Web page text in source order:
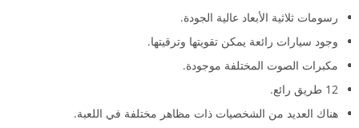
رسومات ثلاثية الأبعاد عالية الجودة.
وجود سيارات رائعة يمكن تقويتها وترقيتها.
مكبرات الصوت المختلفة موجودة.
12 طريق رائع.
هناك العديد من الشخصيات ذات مظاهر مختلفة في اللعبة.